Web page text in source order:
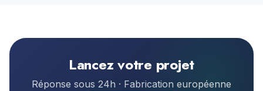
Lancez votre projet
Réponse sous 24h · Fabrication européenne